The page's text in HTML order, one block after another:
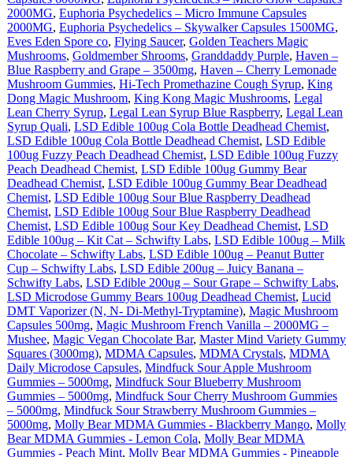
2000MG, Euphoria Psychedelics – Micro Immune Capsules
2000MG, Euphoria Psychedelics – Skywalker Capsules 1500MG,
Eves Eden Spore co, Flying Saucer, Golden Teachers Magic
Mushrooms, Goldmember Shrooms, Granddaddy Purple, Haven –
Blue Raspberry and Grape – 3500mg, Haven – Cherry Lemonade
Mushroom Gummies, Hi-Tech Promethazine Cough Syrup, King
Dong Magic Mushroom, King Kong Magic Mushrooms, Legal
Lean Cherry Syrup, Legal Lean Syrup Blue Raspberry, Legal Lean
Syrup Quali, LSD Edible 100ug Cola Bottle Deadhead Chemist,
LSD Edible 100ug Cola Bottle Deadhead Chemist, LSD Edible
100ug Fuzzy Peach Deadhead Chemist, LSD Edible 100ug Fuzzy
Peach Deadhead Chemist, LSD Edible 100ug Gummy Bear
Deadhead Chemist, LSD Edible 100ug Gummy Bear Deadhead
Chemist, LSD Edible 100ug Sour Blue Raspberry Deadhead
Chemist, LSD Edible 100ug Sour Blue Raspberry Deadhead
Chemist, LSD Edible 100ug Sour Key Deadhead Chemist, LSD
Edible 100ug – Kit Cat – Schwifty Labs, LSD Edible 100ug – Milk
Chocolate – Schwifty Labs, LSD Edible 100ug – Peanut Butter
Cup – Schwifty Labs, LSD Edible 200ug – Juicy Banana –
Schwifty Labs, LSD Edible 200ug – Sour Grape – Schwifty Labs,
LSD Microdose Gummy Bears 100ug Deadhead Chemist, Lucid
DMT Vaporizer (N, N- Di-Methyl-Tryptamine), Magic Mushroom
Capsules 500mg, Magic Mushroom French Vanilla – 2000MG –
Mushee, Magic Vegan Chocolate Bar, Master Mind Variety Gummy
Squares (3000mg), MDMA Capsules, MDMA Crystals, MDMA
Daily Microdose Capsules, Mindfuck Sour Apple Mushroom
Gummies – 5000mg, Mindfuck Sour Blueberry Mushroom
Gummies – 5000mg, Mindfuck Sour Cherry Mushroom Gummies
– 5000mg, Mindfuck Sour Strawberry Mushroom Gummies –
5000mg, Molly Bear MDMA Gummies - Blackberry Mango, Molly
Bear MDMA Gummies - Lemon Cola, Molly Bear MDMA
Gummies - Peach Mint, Molly Bear MDMA Gummies - Pineapple